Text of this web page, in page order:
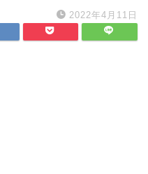
2022年4月11日